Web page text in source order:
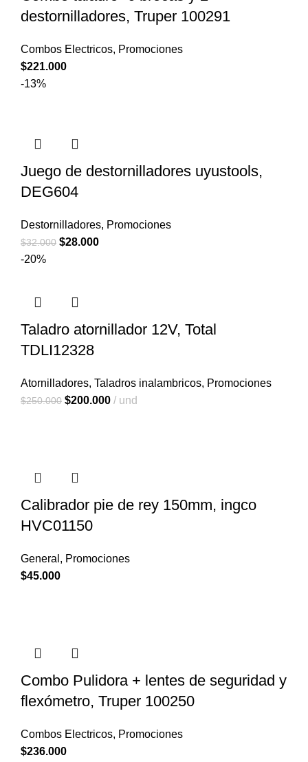
destornilladores, Truper 100291
Combos Electricos, Promociones
$221.000
-13%
Juego de destornilladores uyustools,
DEG604
Destornilladores, Promociones
$32.000 El
$32.000.
$28.000El
-20%
Taladro atornillador 12V, Total
TDLI12328
Atornilladores, Taladros inalambricos, Promociones
$250.000 El
$200.000Elund
Calibrador pie de rey 150mm, ingco
HVC01150
General , Promociones
$45.000
Combo Pulidora + lentes de seguridad y
flexómetro, Truper 100250
Combos Electricos, Promociones
$236.000